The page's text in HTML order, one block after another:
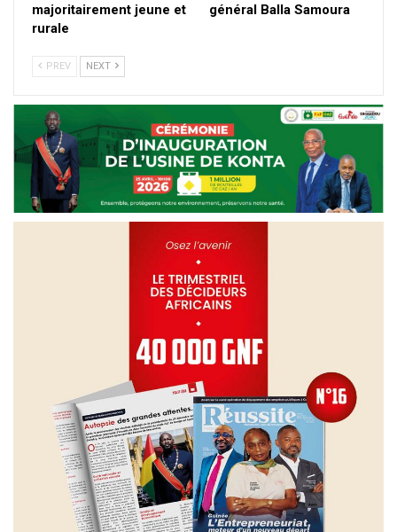
majoritairement jeune et
rurale
général Balla Samoura
PREV NEXT